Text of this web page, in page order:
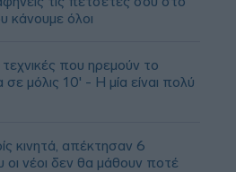
κάνουμε όλοι
που ηρεμούν το
μόλις 10' - Η μία είναι πολύ
κινητά, απέκτησαν 6
οι νέοι δεν θα μάθουν ποτέ